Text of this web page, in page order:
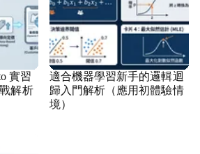
實習
解析
適合機器學習新手的邏輯迴
歸入門解析（應用初體驗情
境）